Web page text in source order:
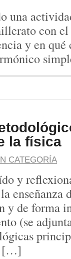
una
con
y en
la física
CATEGORÍA
y
enseñanza
y de forma
(se
[…]